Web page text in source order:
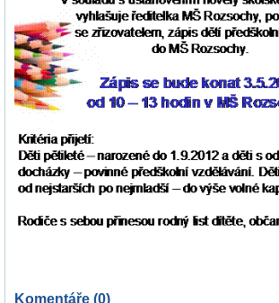
Komentáře (0)